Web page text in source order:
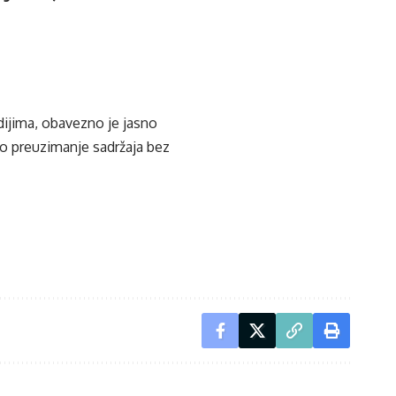
obavezno je jasno
preuzimanje sadržaja bez